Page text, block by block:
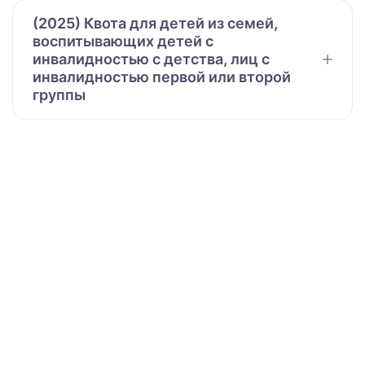
(2025) Квота для детей из семей,
воспитывающих детей с
инвалидностью с детства, лиц с
инвалидностью первой или второй
группы